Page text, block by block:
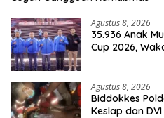
Agustus 8, 2026
35.936 Anak
Cup 2026,
Agustus 8, 2026
Biddokkes
Keslap dan